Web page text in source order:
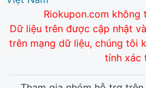
Riokupon.com không
Dữ liệu trên được cập nhật
trên mạng dữ liệu, chúng tôi
tính xác